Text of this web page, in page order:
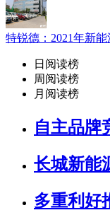
特锐德：2021年新
日阅读榜
周阅读榜
月阅读榜
自主品牌
长城新能
多重利好